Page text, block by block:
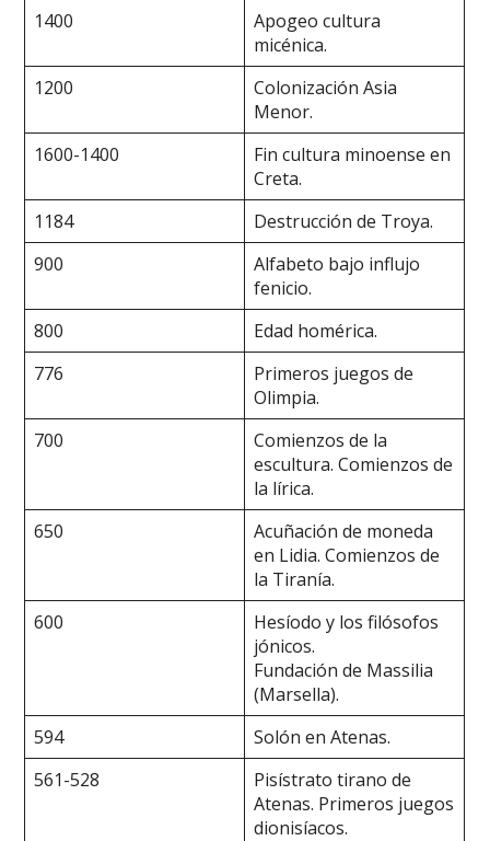
1400
Apogeo cultura
micénica.
1200
Colonización Asia
Menor.
1600-1400
Fin cultura minoense en
Creta.
1184
Destrucción de Troya.
900
Alfabeto bajo influjo
fenicio.
800
Edad homérica.
776
Primeros juegos de
Olimpia.
700
Comienzos de la
escultura. Comienzos de
la lírica.
650
Acuñación de moneda
en Lidia. Comienzos de
la Tiranía.
600
Hesíodo y los filósofos
jónicos.
Fundación de Massilia
(Marsella).
594
Solón en Atenas.
561-528
Pisístrato tirano de
Atenas. Primeros juegos
dionisíacos.